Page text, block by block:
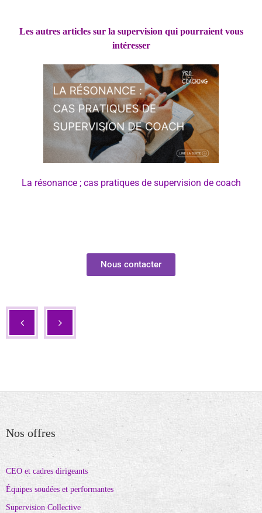
Les autres articles sur la supervision qui pourraient vous
intéresser
La résonance ; cas pratiques de supervision de coach
Nous contacter
Nos offres
CEO et cadres dirigeants
Équipes soudées et performantes
Supervision Collective